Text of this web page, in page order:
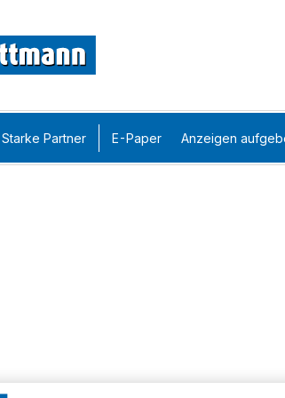
Starke Partner E-Paper Anzeigen